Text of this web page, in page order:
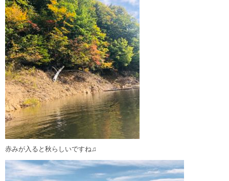
赤みが入ると秋らしいですね♫